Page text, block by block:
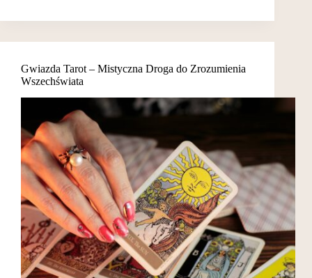
Gwiazda Tarot – Mistyczna Droga do Zrozumienia
Wszechświata